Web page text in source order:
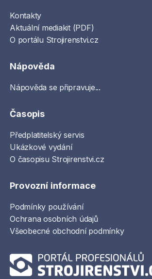
Kontakty
Aktuální mediakit (PDF)
O portálu Strojirenstvi.cz
Nápověda
Nápověda se připravuje...
Časopis
Předplatitelský servis
Ukázkové vydání
O časopisu Strojirenstvi.cz
Provozní informace
Podmínky používání
Ochrana osobních údajů
Všeobecné obchodní podmínky